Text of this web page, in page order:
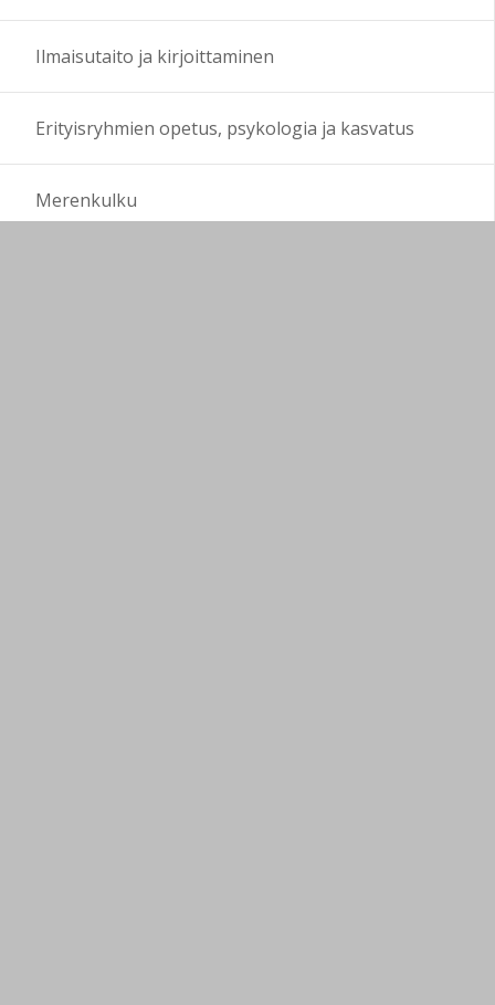
Ilmaisutaito ja kirjoittaminen
Erityisryhmien opetus, psykologia ja kasvatus
Merenkulku